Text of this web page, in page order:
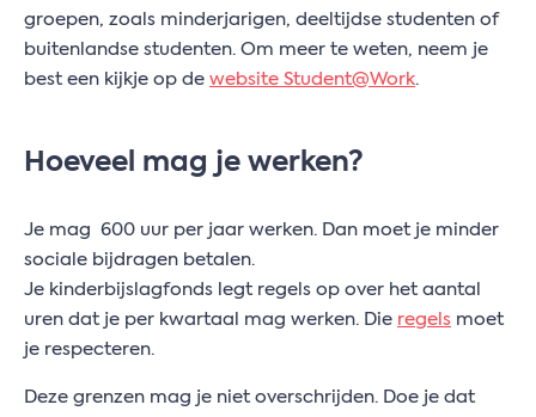
groepen, zoals minderjarigen, deeltijdse studenten of
buitenlandse studenten. Om meer te weten, neem je
best een kijkje op de website Student@Work.
Hoeveel mag je werken?
Je mag 600 uur per jaar werken. Dan moet je minder
sociale bijdragen betalen.
Je kinderbijslagfonds legt regels op over het aantal
uren dat je per kwartaal mag werken. Die regels moet
je respecteren.
Deze grenzen mag je niet overschrijden. Doe je dat